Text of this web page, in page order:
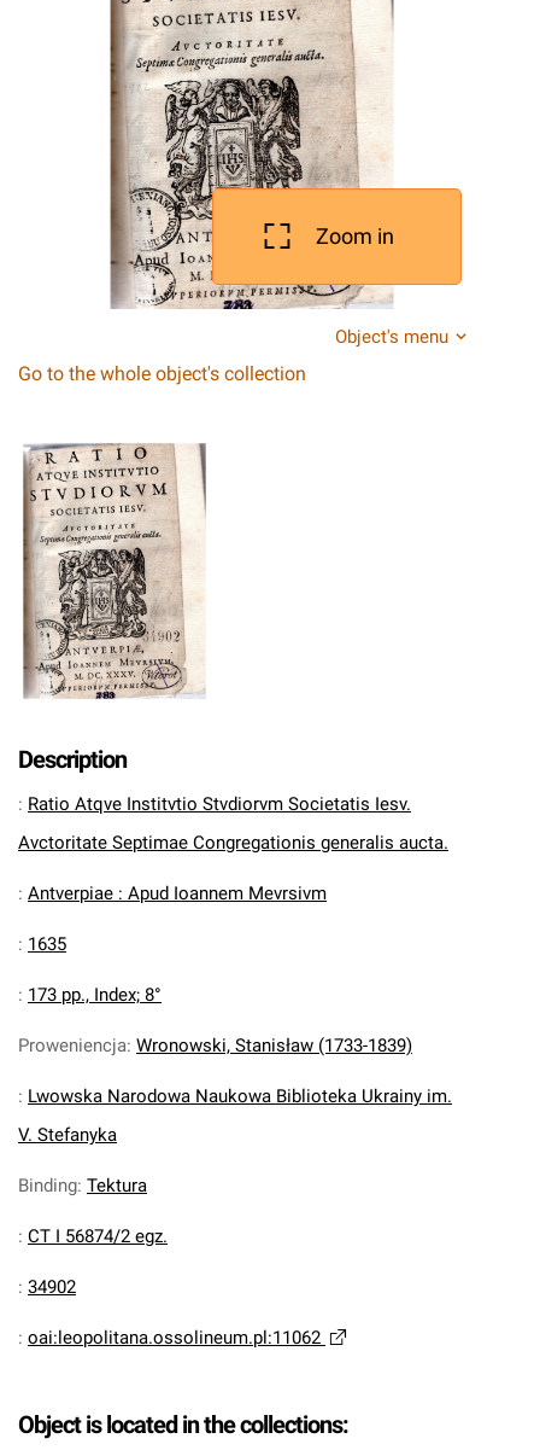
Zoom in
Object's menu
Go to the whole object's collection
Description
: Ratio Atqve Institvtio Stvdiorvm Societatis Iesv.
Avctoritate Septimae Congregationis generalis aucta.
: Antverpiae : Apud Ioannem Mevrsivm
: 1635
: 173 pp., Index; 8°
Proweniencja: Wronowski, Stanisław (1733-1839)
: Lwowska Narodowa Naukowa Biblioteka Ukrainy im.
V. Stefanyka
Binding: Tektura
: CT I 56874/2 egz.
: 34902
: oai:leopolitana.ossolineum.pl:11062
Object is located in the collections: